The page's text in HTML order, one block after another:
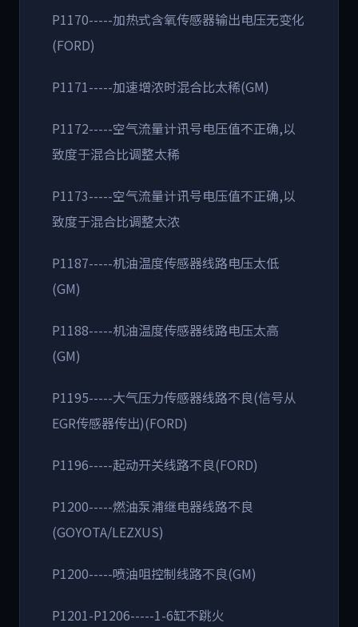
P1170-----加热式含氧传感器输出电压无变化
(FORD)
P1171-----加速增浓时混合比太稀(GM)
P1172-----空气流量计讯号电压值不正确,以
致度于混合比调整太稀
P1173-----空气流量计讯号电压值不正确,以
致度于混合比调整太浓
P1187-----机油温度传感器线路电压太低
(GM)
P1188-----机油温度传感器线路电压太高
(GM)
P1195-----大气压力传感器线路不良(信号从
EGR传感器传出)(FORD)
P1196-----起动开关线路不良(FORD)
P1200-----燃油泵浦继电器线路不良
(GOYOTA/LEZXUS)
P1200-----喷油咀控制线路不良(GM)
P1201-P1206-----1-6缸不跳火